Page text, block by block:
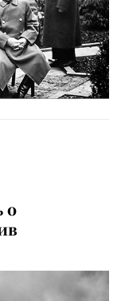
о